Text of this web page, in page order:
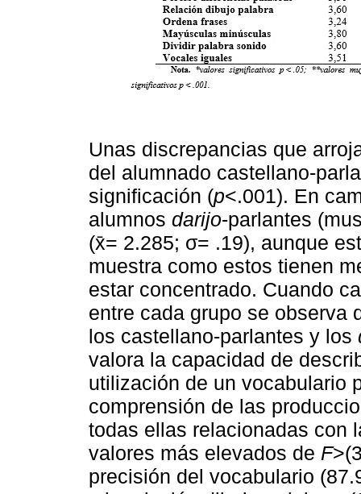
Unas discrepancias que
del alumnado castellano-
significación (p<.001). En
alumnos darijo-parlantes
(x̄= 2.285; σ= .19), aunque
muestra como estos tienen
estar concentrado. Cuando
entre cada grupo se observa
los castellano-parlantes y los
valora la capacidad de
utilización de un vocabulario
comprensión de las
todas ellas relacionadas con
valores más elevados de F
precisión del vocabulario